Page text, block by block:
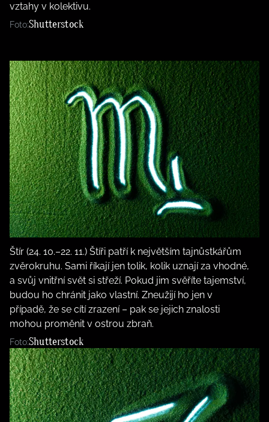
vztahy v kolektivu.
Foto:Shutterstock
Štír (24. 10.–22. 11.) Štíři patří k největším tajnůstkářům
zvěrokruhu. Sami říkají jen tolik, kolik uznají za vhodné,
a svůj vnitřní svět si střeží. Pokud jim svěříte tajemství,
budou ho chránit jako vlastní. Zneužijí ho jen v
případě, že se cítí zrazení – pak se jejich znalosti
mohou proměnit v ostrou zbraň.
Foto:Shutterstock